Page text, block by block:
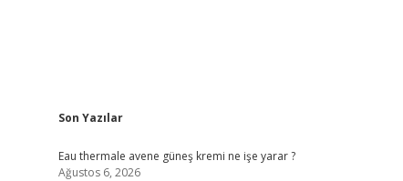
Sidebar
Son Yazılar
Eau thermale avene güneş kremi ne işe yarar ?
Ağustos 6, 2026